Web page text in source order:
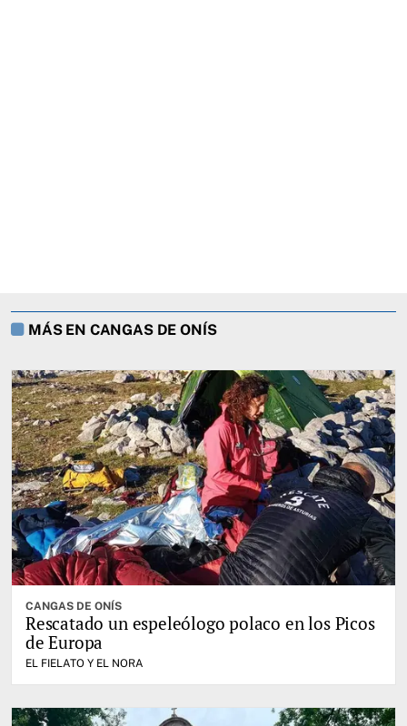
MÁS EN CANGAS DE ONÍS
CANGAS DE ONÍS
Rescatado un espeleólogo polaco en los Picos
de Europa
EL FIELATO Y EL NORA